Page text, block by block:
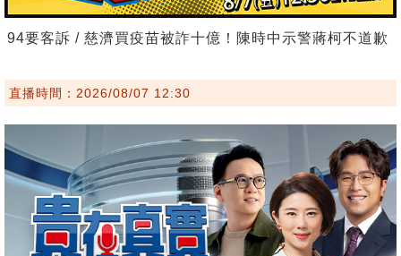
94要客訴 / 慈濟買疫苗被詐十億！陳時中示警蔣柯不道歉
直播時間：2026/08/07 12:30